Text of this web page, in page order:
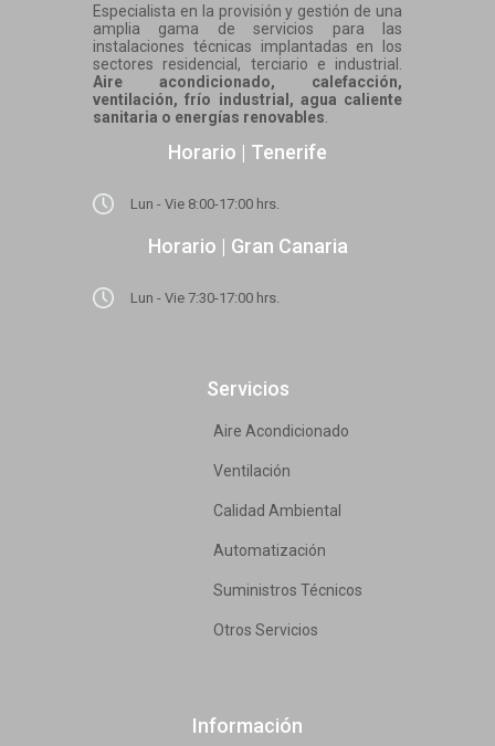
Especialista en la provisión y gestión de una
amplia gama de servicios para las
instalaciones técnicas implantadas en los
sectores residencial, terciario e industrial.
Aire acondicionado, calefacción,
ventilación, frío industrial, agua caliente
sanitaria o energías renovables
Horario | Tenerife
Lun - Vie 8:00-17:00 hrs.
Horario | Gran Canaria
Lun - Vie 7:30-17:00 hrs.
Servicios
Aire Acondicionado
Ventilación
Calidad Ambiental
Automatización
Suministros Técnicos
Otros Servicios
Información